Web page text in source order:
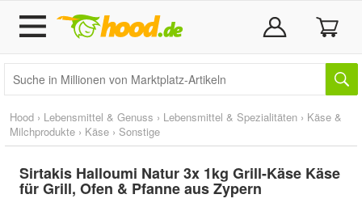
Hood › Lebensmittel & Genuss › Lebensmittel & Spezialitäten › Käse &
Milchprodukte › Käse › Sonstige
Sirtakis Halloumi Natur 3x 1kg Grill-Käse Käse
für Grill, Ofen & Pfanne aus Zypern